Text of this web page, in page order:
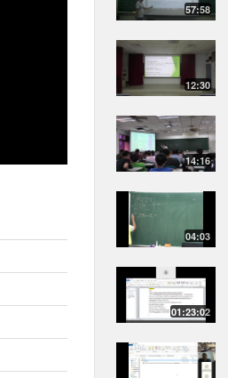
57:58
12:30
14:16
04:03
01:23:02